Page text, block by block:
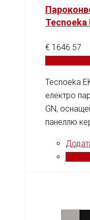
Tecnoeka
€ 1646.57
Tecnoeka
електро
GN,
панеллю